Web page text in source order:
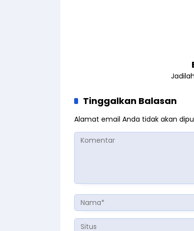
Tinggalkan Balasan
Alamat email Anda tidak akan